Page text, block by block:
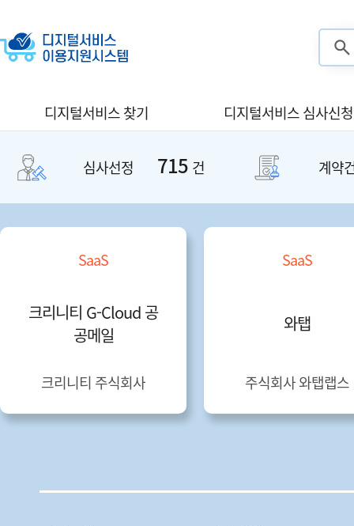
디지털서비스 찾기 디지털서비스 심사신청
심사선정 715 건 계약
SaaS
크리니티 G-Cloud 공
공메일
크리니티 주식회사
SaaS
와탭
주식회사 와탭랩스